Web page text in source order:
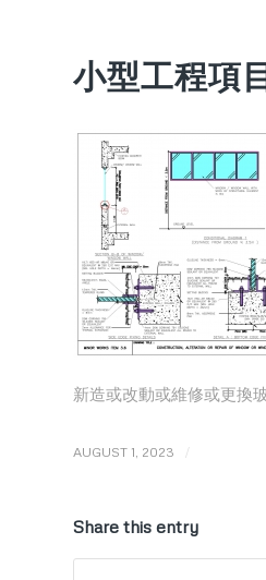
小型工程項
新造或改動或維修或更換
AUGUST 1, 2023 /
Share this entry